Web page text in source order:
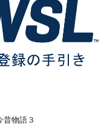
昔物語３